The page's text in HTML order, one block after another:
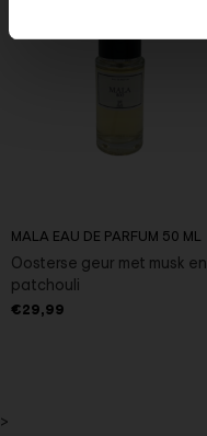
MALA EAU DE PARFUM 50 ML
Oosterse geur met musk en
patchouli
€29,99
>